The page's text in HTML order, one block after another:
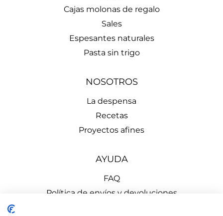
Cajas molonas de regalo
Sales
Espesantes naturales
Pasta sin trigo
NOSOTROS
La despensa
Recetas
Proyectos afines
AYUDA
FAQ
Política de envíos y devoluciones